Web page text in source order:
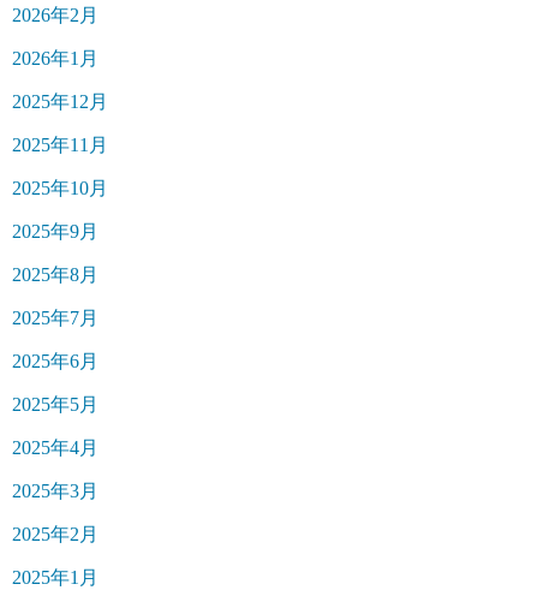
2026年2月
2026年1月
2025年12月
2025年11月
2025年10月
2025年9月
2025年8月
2025年7月
2025年6月
2025年5月
2025年4月
2025年3月
2025年2月
2025年1月